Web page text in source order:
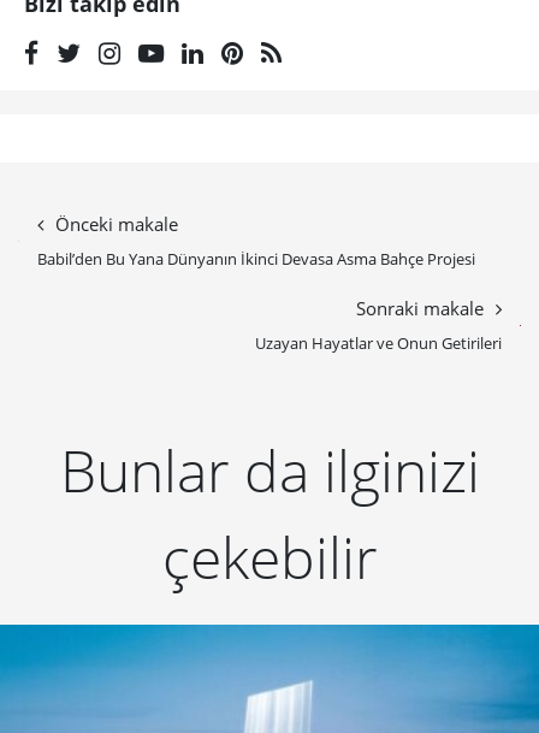
Önceki makale
Babil’den Bu Yana Dünyanın İkinci Devasa Asma Bahçe Projesi
Sonraki makale
Uzayan Hayatlar ve Onun Getirileri
Bunlar da ilginizi
çekebilir